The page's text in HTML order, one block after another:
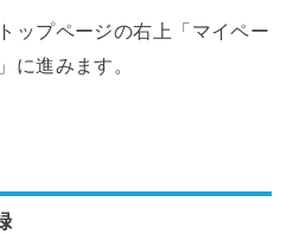
ップページの右上「マイペー
に進みます。